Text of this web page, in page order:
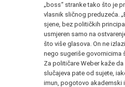
„boss“ stranke tako što je
vlasnik sličnog preduzeća.
sjene, bez političkih
usmjeren samo na
što više glasova. On ne
nego sugeriše govornicima
Za političare Weber kaže
slučajeva pate od sujete,
imun, pogotovo akademski